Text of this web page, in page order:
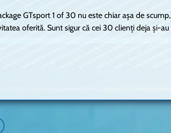
GTsport 1 of 30 nu este chiar așa de scump,
oferită. Sunt sigur că cei 30 clienți deja și-au